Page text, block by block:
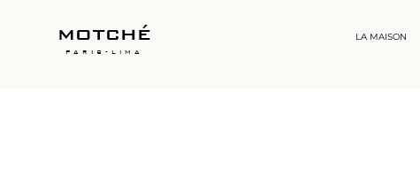
motché
paris-lima
LA MAISON